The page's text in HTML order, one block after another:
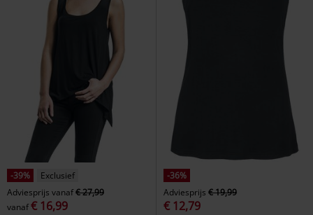
-39%
Exclusief
Adviesprijs vanaf€ 27,99
vanaf€ 16,99
-36%
Adviesprijs € 19,99
€ 12,79